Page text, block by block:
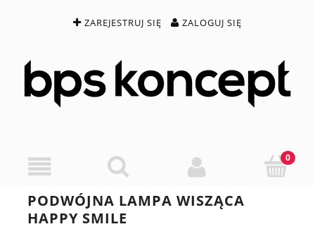
ZAREJESTRUJ SIĘ ZALOGUJ SIĘ
PODWÓJNA LAMPA WISZĄCA
HAPPY SMILE